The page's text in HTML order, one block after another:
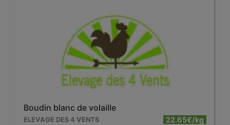
Boudin blanc de volaille
ELEVAGE DES 4 VENTS 22.65€/kg